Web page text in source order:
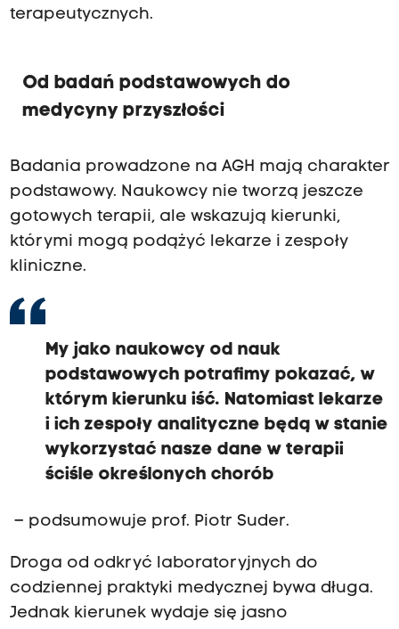
terapeutycznych.
Od badań podstawowych do
medycyny przyszłości
Badania prowadzone na AGH mają charakter
podstawowy. Naukowcy nie tworzą jeszcze
gotowych terapii, ale wskazują kierunki,
którymi mogą podążyć lekarze i zespoły
kliniczne.
My jako naukowcy od nauk
podstawowych potrafimy pokazać, w
którym kierunku iść. Natomiast lekarze
i ich zespoły analityczne będą w stanie
wykorzystać nasze dane w terapii
ściśle określonych chorób
– podsumowuje prof. Piotr Suder.
Droga od odkryć laboratoryjnych do
codziennej praktyki medycznej bywa długa.
Jednak kierunek wydaje się jasno